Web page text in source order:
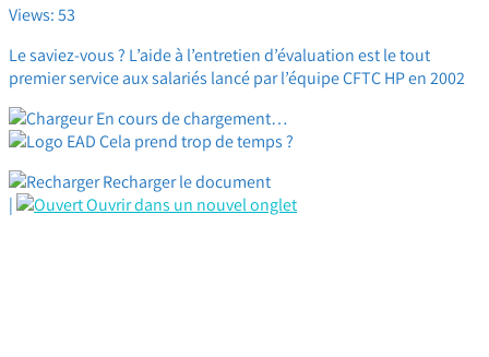
Views: 53
Le saviez-vous ? L’aide à l’entretien d’évaluation est le tout
premier service aux salariés lancé par l’équipe CFTC HP en 2002
En cours de chargement…
Cela prend trop de temps ?
Recharger le document
|
Ouvrir dans un nouvel onglet